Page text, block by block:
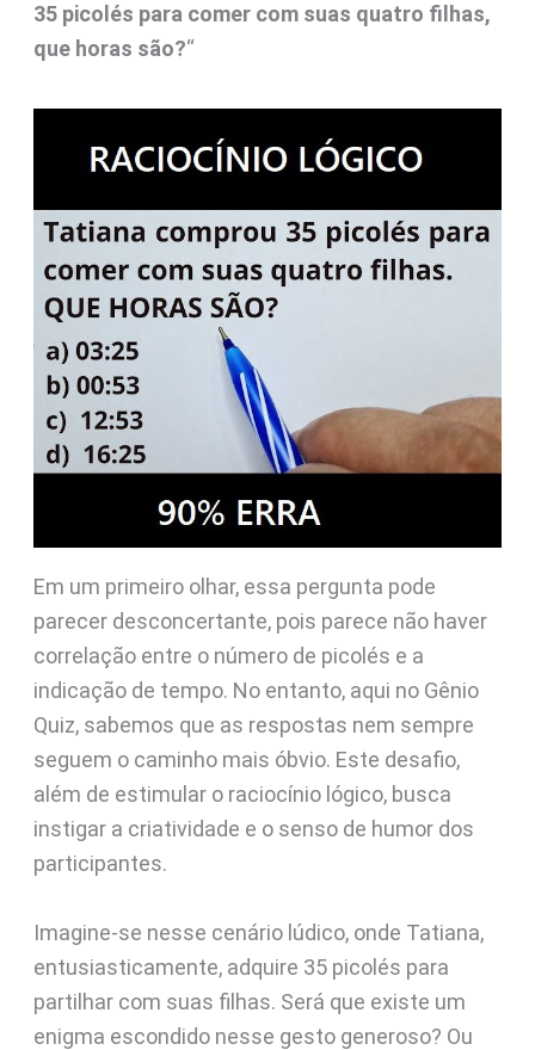
35 picolés para comer com suas quatro filhas,
que horas são?“
Em um primeiro olhar, essa pergunta pode
parecer desconcertante, pois parece não haver
correlação entre o número de picolés e a
indicação de tempo. No entanto, aqui no Gênio
Quiz, sabemos que as respostas nem sempre
seguem o caminho mais óbvio. Este desafio,
além de estimular o raciocínio lógico, busca
instigar a criatividade e o senso de humor dos
participantes.
Imagine-se nesse cenário lúdico, onde Tatiana,
entusiasticamente, adquire 35 picolés para
partilhar com suas filhas. Será que existe um
enigma escondido nesse gesto generoso? Ou